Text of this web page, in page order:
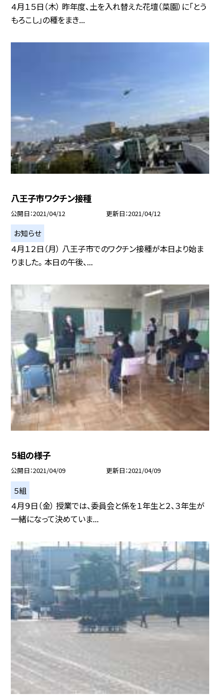
４月１５日（木） 昨年度、土を入れ替えた花壇（菜園）に「とう
もろこし」の種をまき...
八王子市ワクチン接種
公開日 2021/04/12 更新日 2021/04/12
お知らせ
４月１２日（月） 八王子市でのワクチン接種が本日より始ま
りました。 本日の午後、...
５組の様子
公開日 2021/04/09 更新日 2021/04/09
５組
４月９日（金） 授業では、委員会と係を１年生と２、３年生が
一緒になって決めていま...